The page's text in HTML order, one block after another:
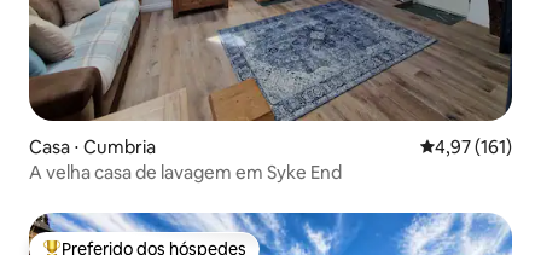
Casa ⋅ Cumbria 4,97 de uma
4,97 (161)
A velha casa de lavagem em Syke End
Preferido dos hóspedes